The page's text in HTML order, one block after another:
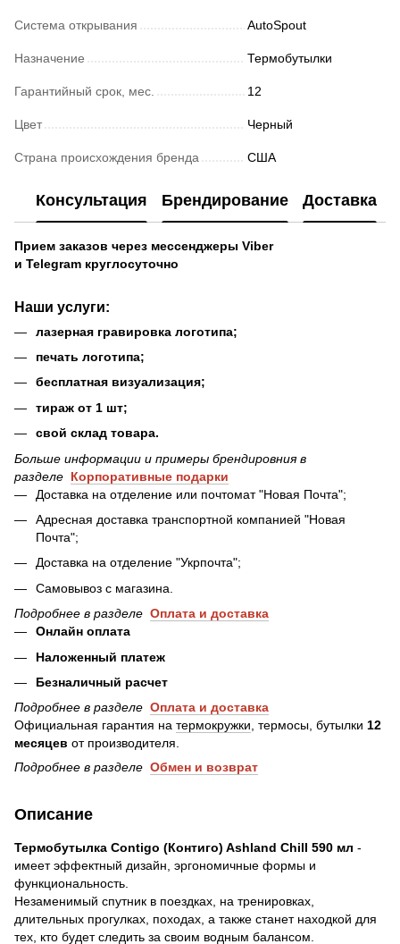
Система открывания AutoSpout
Назначение Термобутылки
Гарантийный срок, мес. 12
Цвет Черный
Страна происхождения бренда США
Консультация Брендирование Доставка
Прием заказов через мессенджеры Viber
и Telegram круглосуточно
Наши услуги:
лазерная гравировка логотипа;
печать логотипа;
бесплатная визуализация;
тираж от 1 шт;
свой склад товара.
Больше информации и примеры брендировния в
разделе Корпоративные подарки
Доставка на отделение или почтомат "Новая Почта";
Адресная доставка транспортной компанией "Новая
Почта";
Доставка на отделение "Укрпочта";
Самовывоз с магазина.
Подробнее в разделе Оплата и доставка
Онлайн оплата
Наложенный платеж
Безналичный расчет
Подробнее в разделе Оплата и доставка
Официальная гарантия на термокружки, термосы, бутылки 12
месяцев от производителя.
Подробнее в разделе Обмен и возврат
Описание
Термобутылка Contigo (Контиго) Ashland Chill 590 мл -
имеет эффектный дизайн, эргономичные формы и
функциональность.
Незаменимый спутник в поездках, на тренировках,
длительных прогулках, походах, а также станет находкой для
тех, кто будет следить за своим водным балансом.